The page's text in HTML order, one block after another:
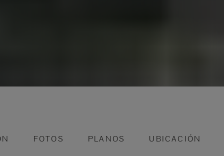
FOTOS PLANOS UBICACIÓN